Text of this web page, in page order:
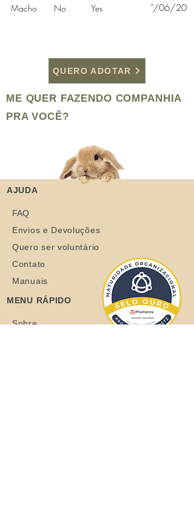
Macho No Yes 27/06/2019
QUERO ADOTAR
ME QUER FAZENDO COMPANHIA
PRA VOCÊ?
AJUDA
FAQ
Envios e Devoluções
Quero ser voluntário
Contato
Manuais
MENU RÁPIDO
Sobre